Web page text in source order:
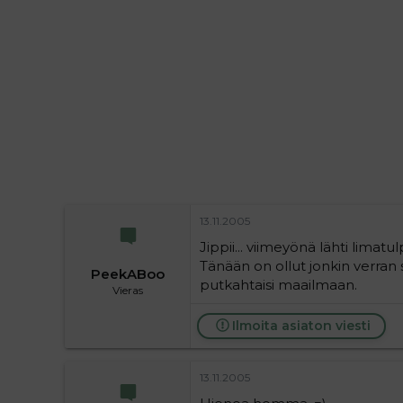
PeekABoo
Vieras
13.11.2005
Jippii... viimeyönä lähti
Tänään on ollut jonkin verran
putkahtaisi maailmaan.
Ilmoita asiaton viesti
13.11.2005